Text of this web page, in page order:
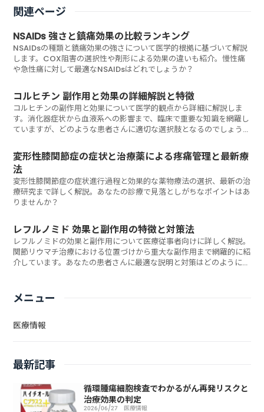
関連ページ
NSAIDs 強さと鎮痛効果の比較ランキング
NSAIDsの種類と鎮痛効果の強さについて医学的根拠に基づいて解説
します。COX阻害の選択性や剤形による効果の違いも紹介。慢性痛
や急性痛に対して最適なNSAIDsはどれでしょうか？
コルヒチン 副作用と効果の詳細解説と特徴
コルヒチンの副作用と効果について医学的観点から詳細に解説しま
す。消化器症状から血液系への影響まで、臨床で重要な知識を網羅し
ていますが、どのような患者さんに適切な選択肢となるのでしょう
変形性膝関節症の症状と治療薬による疼痛管理と最新療
法
変形性膝関節症の症状進行過程と効果的な薬物療法の選択、最新の治
療研究まで詳しく解説。あなたの診療で見落としがちなポイントはあ
りませんか？
レフルノミド 効果と副作用の特徴と対策法
レフルノミドの効果と副作用について医療従事者向けに詳しく解説。
関節リウマチ治療における位置づけから重大な副作用まで網羅的に紹
介しています。あなたの患者さんに最適な説明と対策はどのように伝
メニュー
医療情報
最新記事
循環腫瘍細胞検査でわかるがん再発リスクと
治療効果の判定
2026/06/27 医療情報